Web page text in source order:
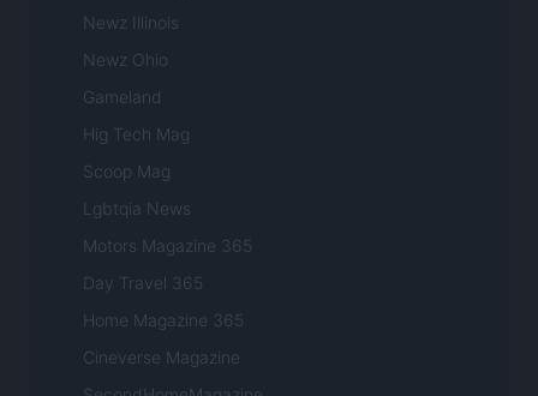
Newz Illinois
Newz Ohio
Gameland
Hig Tech Mag
Scoop Mag
Lgbtqia News
Motors Magazine 365
Day Travel 365
Home Magazine 365
Cineverse Magazine